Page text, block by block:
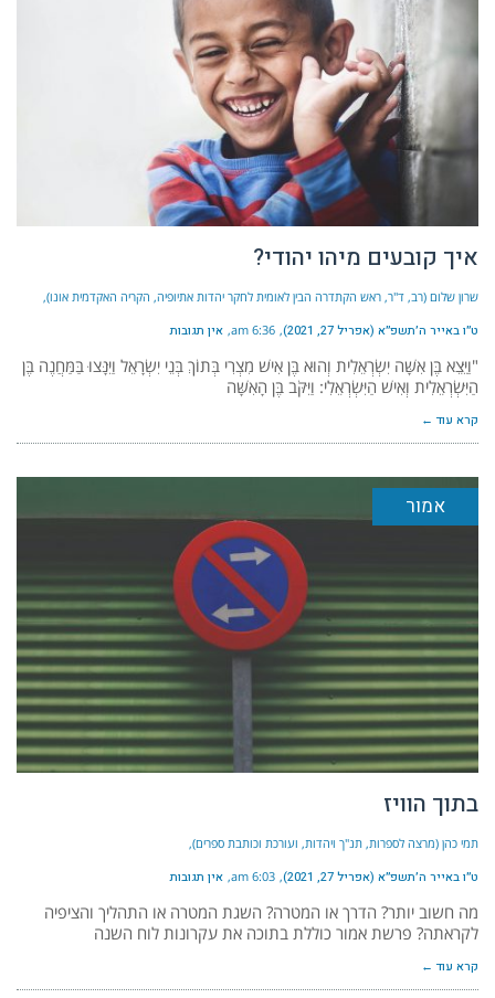
איך קובעים מיהו יהודי?
שרון שלום (רב, ד"ר, ראש הקתדרה הבין לאומית לחקר יהדות אתיופיה, הקריה האקדמית אונו)
ט״ו באייר ה׳תשפ״א (אפריל 27, 2021) 6:36 am אין תגובות
"וַיֵּצֵא בֶּן אִשָּׁה יִשְׂרְאֵלִית וְהוּא בֶּן אִישׁ מִצְרִי בְּתוֹךְ בְּנֵי יִשְׂרָאֵל וַיִּנָּצוּ בַּמַּחֲנֶה בֶּן
הַיִּשְׂרְאֵלִית וְאִישׁ הַיִּשְׂרְאֵלִי: וַיִּקֹּב בֶּן הָאִשָּׁה
קרא עוד ←
אמור
בתוך הוויז
תמי כהן (מרצה לספרות, תנ"ך ויהדות, ועורכת וכותבת ספרים)
ט״ו באייר ה׳תשפ״א (אפריל 27, 2021) 6:03 am אין תגובות
מה חשוב יותר? הדרך או המטרה? השגת המטרה או התהליך והציפיה
לקראתה? פרשת אמור כוללת בתוכה את עקרונות לוח השנה
קרא עוד ←